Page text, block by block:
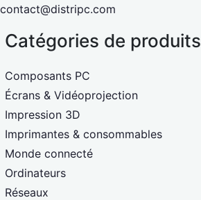
contact@distripc.com
Catégories de produits
Composants PC
Écrans & Vidéoprojection
Impression 3D
Imprimantes & consommables
Monde connecté
Ordinateurs
Réseaux